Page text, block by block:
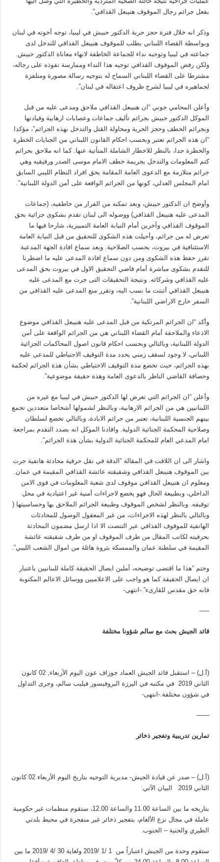
بفعل جرائم رجال الموقوف هنيبعل القذافي”.
وذكر انه خلال فترة حجز حرية الدكتور حبيش في ليبيا، توجه أخوته في لبنان
وبواسطة القضاء اللبناني بطلب للموقوف هنيبعل القذافي للتدخل لدى
جماعته في ليبيا وتوجيه نداء للجماعة الخاطفة لانهاء معاناة الدكتور حبيش.
ولكن رفض الموقوف القذافي توجيه هذا النداء وممارسة نفوذه على رجاله،
مشترطا على القضاء اللبناني السماح له بتوجيه رسالة مصورة ومتلفزة
لجماهيره في ليبيا لشرح ظروف اعتقاله في لبنان”.
وأعلن المحامي جوني “ان هنيبعل القذافي ملاحق ومدعى عليه من قبل
الموكل الدكتور حبيش بجرائم تأليف جماعات وعصابات ارهابية وقيادتها
وبجرائم الخطف وحجز الحرية ومحاولة القتل والتدخل بهذه الجرائم”، مؤكدا
“ان هذه الجرائم تعتبر وبحسب احكام القانون اللبناني من الجنايات الخطرة
والخطرة جدا، بالنظر للاخطار الشاملة المتأتية عنها. كما انه ملاحق بجرائم
كتم المعلومات والتدخل بجريمة خطف الامام موسى الصدر ورفيقيه وهي
جرائم متلازمة مع الدعوى العامة المقامة بحق افراد النظام الليبي السابق
امام المجلس العدلي، كونها من الجرائم الواقعة على أمن الدولة اللبنانية”.
وأوضح ان الدكتور حبيش، وبعد تمكنه من الفرار من خاطفيه، (جماعات
المدعى عليه هنيبعل القذافي) ووصوله الى لبنان تقدم بشكوى جزائية بحق
الموقوف القذافي وآخرين أمام النيابة العامة التمييزية، شارحا فيها ما
تعرض له من جرائم، وأحيلت هذه الشكوى للتحقيق من قبل النيابة العامة
الاستئنافية في بيروت، بحسب الصلاحية. وبعد سماع افادة الجهة المدعية
تقرر حفظ هذه الشكوى ومن دون سماع افادة المدعى عليه ما اضطرنا
للتقدم بشكوى مباشرة أمام قاضي التحقيق الاول في بيروت بحق المدعى
عليه القذافي وشركائه. ونتيجة التحقيقات التى جرت مع المدعى عليه
هنيبعل القذافي أثبتت ما نسب اليه، وتقرر منع المدعى عليه القذافي من
السفر خارج الاراضي اللبنانية”.
وأكد “ان الجرائم المرتكبة من قبل المدعى عليه هنيبعل القذافي موضوع
الادعاء والملاحقة أمام القضاء اللبناني هي من الجرائم الواقعة على أمن
الدولة اللبنانية، وبالتالي وبحسب احكام قانون اصول المحاكمات الجزائية
اللبناني، لا وجود لسقف زمني يحدد مدة التوقيف الاحتياطي للمدعى عليه
بهذه الجرائم، حيث تخضع مدة التوقيف الاحتياطي بشأن هذة الجرائم لحكمة
وحصافة القاضي الناظر بالدعوى العامة وهذة حقيقة موضوعية”.
وأعلن “ان الجرائم التي تعرض لها الدكتور حبيش في ليبيا مع غيره من
اللبنانيين هي من الجرائم الارهابية، وبالنظر لشمولها أشخاصا متعددين تجمع
بينهم الجنسية اللبنانية، تعتبر من جرائم الابادة، وبالتالي تخضع لسلطان
وصلاحية المحكمة الجنائية الدولية. وافادنا الموكل انه بصدد التقدم بمراجعة
امام المدعي العام للمحكمة الجنائية الدولية بشأن هذة الجرائم”.
واشار الى ان اللافت في المقالة “الدقة في نقل حرفية محادثة هاتفية جرت
بين الموقوف هنيبعل القذافي وشقيقته عائشة القذافي المقيمة في عمان.
ومعلوم ان هنيبعل القذافي موقوف لدى شعبة المعلومات في قوى الامن
الداخلي، وبطبيعة الحال فهو يخضع لاجراءات أمنية غير اعتيادية في محل
توقيفه. وبالنظر لشخص الموقوف وطبيعة الجرائم الملاحق بها وحساسيتها (
وبالتالي بالنظر لهذه الاجراءات، من غير المعقول الوصول للمحادثات
الهاتفية للموقوف القذافي عبر التنصت الا اذا ارسل مضمون المحادثة
بحرفيته لكاتب المقال من طرف الموقوف او من طرف شقيقته عائشة
المقيمة في سلطنة عمان والممسكة بثروة هائلة من اموال الشعب الليبي”.
وختم “هذا ما اقتضى توضيحه، آملين ايصال الحقيقة كاملة للبنانيين باعتبار
ان ايصال الحقيقة كما هو واجب على الاعلاميين ووسائل الاعالم المكتوبة
فانه حق مقدس للقارىء”.-انتهى-
—–
قائد الجيش بحث مع سالم شؤونا مختلفة
(أ.ل) – استقبل قائد الجيش العماد جوزاف عون اليوم الأربعاء, 02 كانون
الثاني 2019 في مكتبه في اليرزة البروفيسور فيليب سالم، وجرى التداول
في شؤون مختلفة.-انتهى-
——
تمارين تدريبية وتفجير ذخائر
(أ.ل) – صدر عن قيادة الجيش- مديرية التوجيه بتاريخ اليوم الأربعاء 02 كانون
الثاني 2019 البيان الآتي:
بتاريخه ما بين الساعة 11.00 والساعة 12.00، ستقوم منظمات غير حكومية
عاملة في مجال نزع الألغام، بتفجير ذخائر غير منفجرة في محيط بلدتي
الطيري والحنية – الجنوب.
ستقوم وحدة من الجيش اعتباراً من 1 /1 /2019 ولغاية 30 /4 /2019 ما بين